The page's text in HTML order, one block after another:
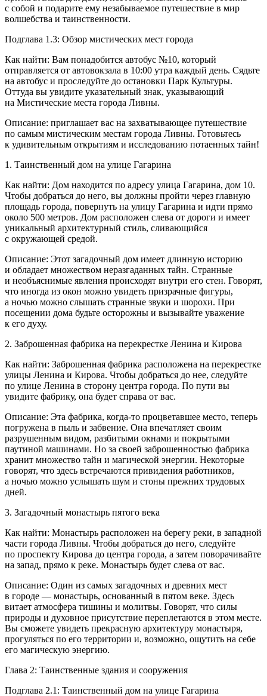
с собой и подарите ему незабываемое путешествие в мир
волшебства и таинственности.
Подглава 1.3: Обзор мистических мест города
Как найти: Вам понадобится автобус №10, который
отправляется от автовокзала в 10:00 утра каждый день. Сядьте
на автобус и проследуйте до остановки Парк Культуры.
Оттуда вы увидите указательный знак, указывающий
на Мистические места города Ливны.
Описание: приглашает вас на захватывающее путешествие
по самым мистическим местам города Ливны. Готовьтесь
к удивительным открытиям и исследованию потаенных тайн!
1. Таинственный дом на улице Гагарина
Как найти: Дом находится по адресу улица Гагарина, дом 10.
Чтобы добраться до него, вы должны пройти через главную
площадь города, повернуть на улицу Гагарина и идти прямо
около 500 метров. Дом расположен слева от дороги и имеет
уникальный архитектурный стиль, сливающийся
с окружающей средой.
Описание: Этот загадочный дом имеет длинную историю
и обладает множеством неразгаданных тайн. Странные
и необъяснимые явления происходят внутри его стен. Говорят,
что иногда из окон можно увидеть призрачные фигуры,
а ночью можно слышать странные звуки и шорохи. При
посещении дома будьте осторожны и вызывайте уважение
к его духу.
2. Заброшенная фабрика на перекрестке Ленина и Кирова
Как найти: Заброшенная фабрика расположена на перекрестке
улицы Ленина и Кирова. Чтобы добраться до нее, следуйте
по улице Ленина в сторону центра города. По пути вы
увидите фабрику, она будет справа от вас.
Описание: Эта фабрика, когда-то процветавшее место, теперь
погружена в пыль и забвение. Она впечатляет своим
разрушенным видом, разбитыми окнами и покрытыми
паутиной машинами. Но за своей заброшенностью фабрика
хранит множество тайн и магической энергии. Некоторые
говорят, что здесь встречаются привидения работников,
а ночью можно услышать шум и стоны прежних трудовых
дней.
3. Загадочный монастырь пятого века
Как найти: Монастырь расположен на берегу реки, в западной
части города Ливны. Чтобы добраться до него, следуйте
по проспекту Кирова до центра города, а затем поворачивайте
на запад, прямо к реке. Монастырь будет слева от вас.
Описание: Один из самых загадочных и древних мест
в городе — монастырь, основанный в пятом веке. Здесь
витает атмосфера тишины и молитвы. Говорят, что силы
природы и духовное присутствие переплетаются в этом месте.
Вы сможете увидеть прекрасную архитектуру монастыря,
прогуляться по его территории и, возможно, ощутить на себе
его магическую энергию.
Глава 2: Таинственные здания и сооружения
Подглава 2.1: Таинственный дом на улице Гагарина